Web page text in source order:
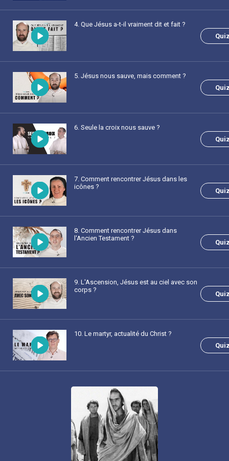
4. Que Jésus a-t-il vraiment dit et fait ?
5. Jésus nous sauve, mais comment ?
6. Seule la croix nous sauve ?
7. Comment rencontrer Jésus dans les
icônes ?
8. Comment rencontrer Jésus dans
l'Ancien Testament ?
9. L'Ascension, Jésus est au ciel avec son
corps ?
10. Le martyr, actualité du Christ ?